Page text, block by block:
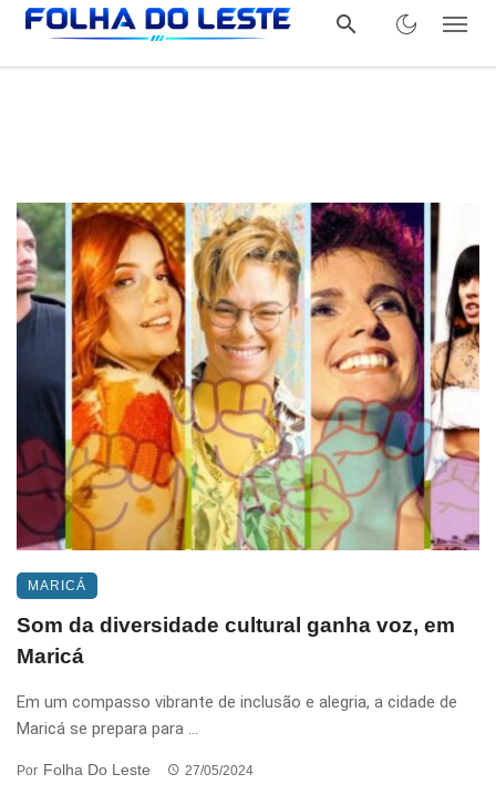
MARICÁ
Som da diversidade cultural ganha voz, em
Maricá
Em um compasso vibrante de inclusão e alegria, a cidade de
Maricá se prepara para ...
Por Folha Do Leste 27/05/2024